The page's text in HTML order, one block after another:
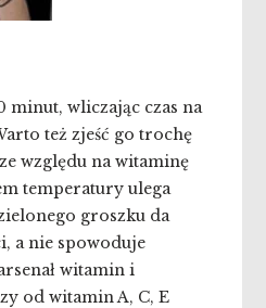
minut, wliczając czas na
też zjeść go trochę
względu na witaminę
temperatury ulega
groszku da
a nie spowoduje
witamin i
od witamin A, C, E